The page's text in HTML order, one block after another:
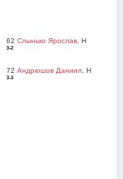
62 Слынько Ярослав , Н
3-2
72 Андрюшов Даниил , Н
3-3